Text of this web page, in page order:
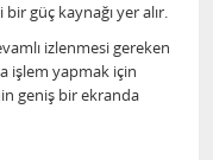
güç kaynağı yer alır.
izlenmesi gereken
işlem yapmak için
geniş bir ekranda